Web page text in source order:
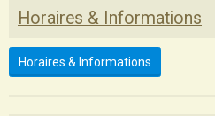
Horaires & Informations
Horaires & Informations